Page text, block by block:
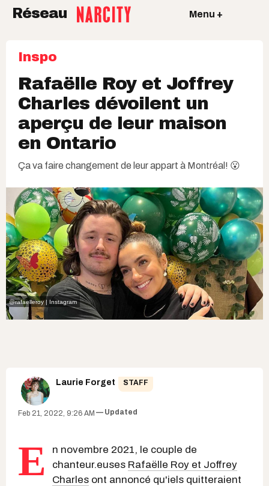
Réseau Menu +
Inspo
Rafaëlle Roy et Joffrey
Charles dévoilent un
aperçu de leur maison
en Ontario
Ça va faire changement de leur appart à Montréal! 😮
@rafaelleroy | Instagram
Laurie Forget STAFF
Feb 21, 2022, 9:26 AM Updated
E
n novembre 2021, le couple de
chanteur.euses Rafaëlle Roy et Joffrey
Charles ont annoncé qu'iels quitteraient